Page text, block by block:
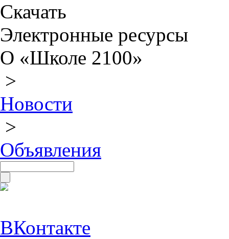
Скачать
Электронные ресурсы
О «Школе 2100»
>
Новости
>
Объявления
ВКонтакте